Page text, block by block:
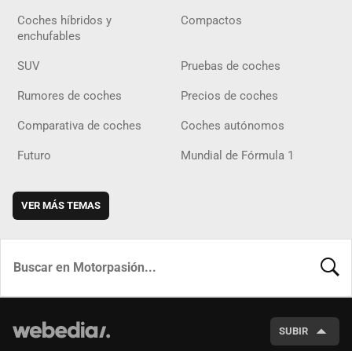
Coches híbridos y
enchufables
Compactos
SUV Pruebas de coches
Rumores de coches Precios de coches
Comparativa de coches Coches autónomos
Futuro Mundial de Fórmula 1
VER MÁS TEMAS
SUBIR